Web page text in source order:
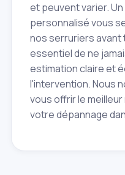
et peuvent varier.
personnalisé vous
nos serruriers avant
essentiel de ne
estimation claire et
l'intervention. Nous
vous offrir le
votre dépannage